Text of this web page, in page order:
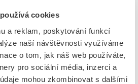
cookies
a reklam, poskytování funkcí
naší návštěvnosti využíváme
o tom, jak náš web používáte,
pro sociální média, inzerci a
mohou zkombinovat s dalšími
Kvádr
Plast
Ostatní, jiné